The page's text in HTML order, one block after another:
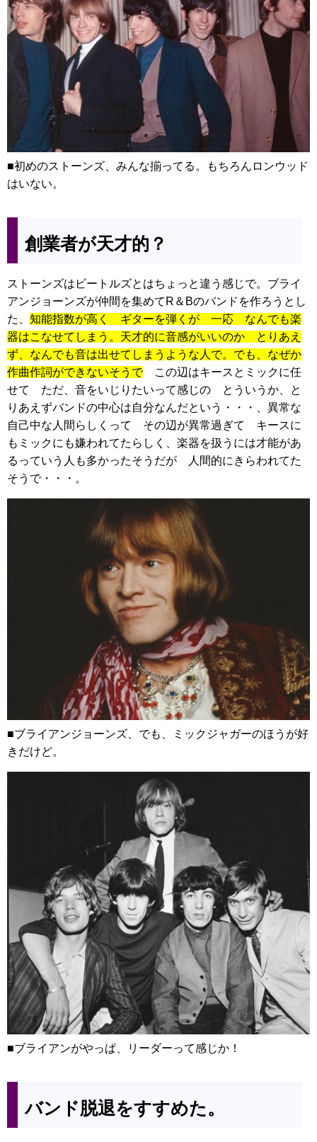
■初めのストーンズ、みんな揃ってる。もちろんロンウッド
はいない。
創業者が天才的？
ストーンズはビートルズとはちょっと違う感じで。ブライ
アンジョーンズが仲間を集めてR＆Bのバンドを作ろうとし
た、 知能指数が高く ギターを弾くが 一応 なんでも楽
器はこなせてしまう。天才的に音感がいいのか とりあえ
ず、なんでも音は出せてしまうような人で。でも、なぜか
作曲作詞ができないそうでこの辺はキースとミックに任
せて ただ、音をいじりたいって感じの とういうか、と
りあえずバンドの中心は自分なんだという・・・、異常な
自己中な人間らしくって その辺が異常過ぎて キースに
もミックにも嫌われてたらしく、楽器を扱うには才能があ
るっていう人も多かったそうだが 人間的にきらわれてた
そうで・・・。
■ブライアンジョーンズ、でも、ミックジャガーのほうが好
きだけど。
■ブライアンがやっぱ、リーダーって感じか！
バンド脱退をすすめた。